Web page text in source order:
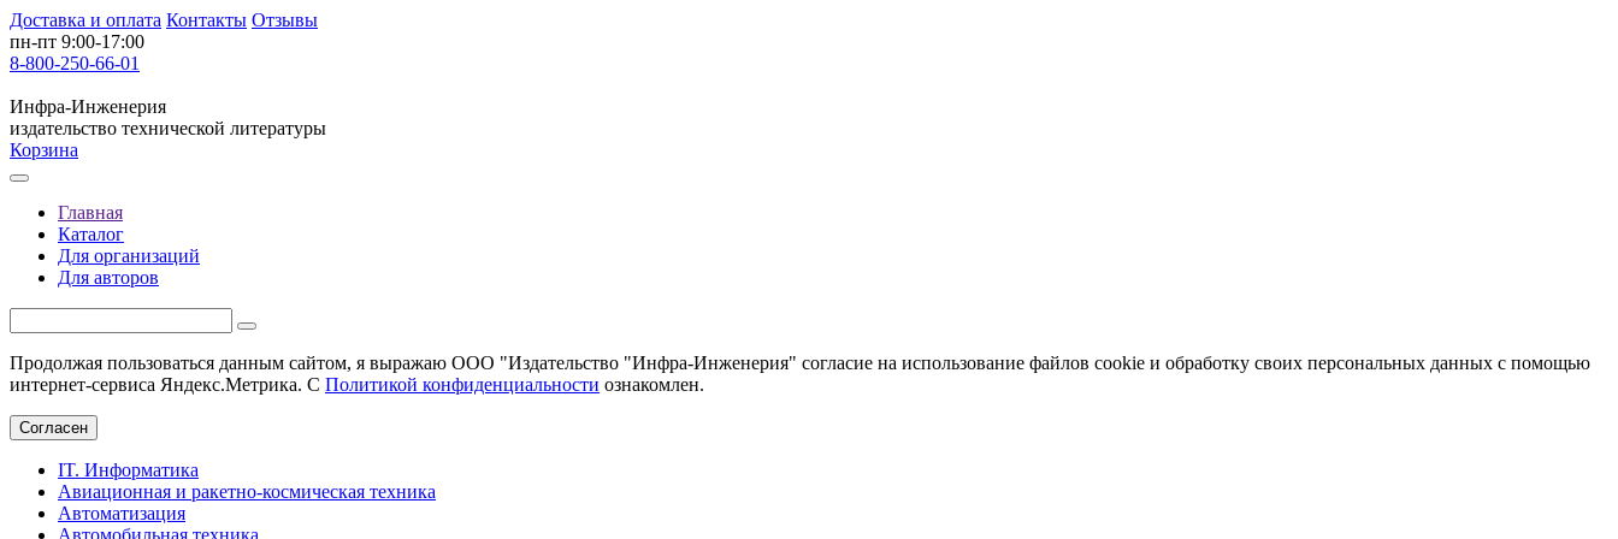
Доставка и оплата Контакты Отзывы
пн-пт 9:00-17:00
8-800-250-66-01
Инфра-Инженерия
издательство технической литературы
Корзина
Главная
Каталог
Для организаций
Для авторов
Продолжая пользоваться данным сайтом, я выражаю ООО "Издательство "Инфра-Инженерия" согласие на использование файлов cookie и обработку своих персональных данных с помощью
интернет-сервиса Яндекс.Метрика. С Политикой конфиденциальности ознакомлен.
Согласен
IT. Информатика
Авиационная и ракетно-космическая техника
Автоматизация
Автомобильная техника